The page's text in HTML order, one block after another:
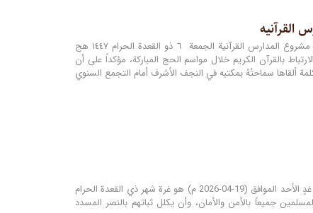
القرآنیه
المرجع الديني الشيخ محمد اليعقوبي يؤكد أهمية تدبر القرآن الكريم خلال موسم الحج ويدعو إلى إطلاق مشروع المدارس القرآنية الجمعة ٦ ذو القعدة الحرام ١٤٤٧ هج
الارتباط بالقرآن الكريم خلال مواسم الحج المباركة، مؤكداً على أن
ألقاها سماحتُهُ بمكتبه في النجف الأشرف أمام التجمع السنوي
بسمه تعالى أعلنَ مكتبُ سماحة المرجع الديني الشيخ محمد اليعقوبي (دام ظلّه) في النجف الأشرف أن يوم غدٍ الأحد الموافق (19-04-2026 م) هو غرة شهر ذي القعدة الحرام
المسلمين جميعاً بالأمن والأمان، وأن يكلل ثباتهم بالنصر المسدد